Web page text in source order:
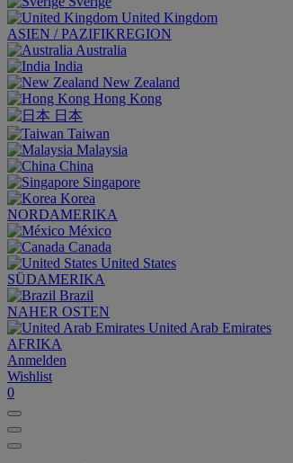
United Kingdom
ASIEN / PAZIFIKREGION
Australia
India
New Zealand
Hong Kong
日本
Taiwan
Malaysia
China
Singapore
Korea
NORDAMERIKA
México
Canada
United States
SÜDAMERIKA
Brazil
NAHER OSTEN
United Arab Emirates
AFRIKA
Anmelden
Wishlist
0